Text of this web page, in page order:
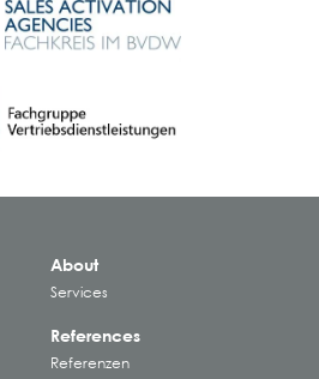
About
Services
References
Referenzen